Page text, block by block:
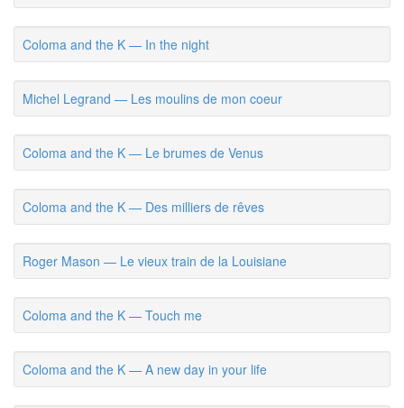
Coloma and the K — In the night
Michel Legrand — Les moulins de mon coeur
Coloma and the K — Le brumes de Venus
Coloma and the K — Des milliers de rêves
Roger Mason — Le vieux train de la Louisiane
Coloma and the K — Touch me
Coloma and the K — A new day in your life